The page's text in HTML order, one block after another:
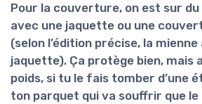
Pour la couverture, on est sur du
avec une jaquette ou une
(selon l’édition précise, la
jaquette). Ça protège bien, mais
poids, si tu le fais tomber d’une
ton parquet qui va souffrir que le